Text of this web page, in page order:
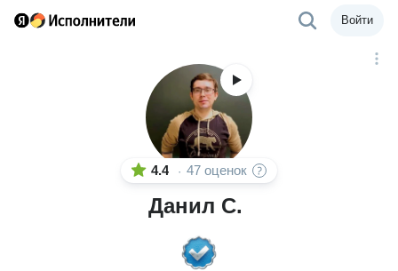
Войти
4.4 · 47 оценок
Данил С.